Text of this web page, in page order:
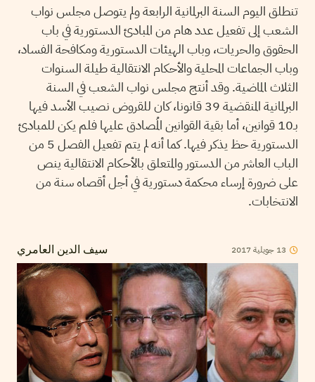
تنطلق اليوم السنة البرلمانية الرابعة ولم يتوصل مجلس نواب
الشعب إلى تفعيل عدد هام من المبادئ الدستورية في باب
الحقوق والحريات، وباب الهيئات الدستورية ومكافحة الفساد،
وباب الجماعات المحلية والأحكام الانتقالية طيلة السنوات
الثلاث lلماضية. وقد أنتج مجلس نواب الشعب في السنة
البرلمانية المنقضية 39 قانونا، كان للقروض نصيب الأسد فيها
بـ10 قوانين، أما بقية القوانين المُصادق عليها فلم يكن للمبادئ
الدستورية حظ يذكر فيها. كما أنه لم يتم تفعيل الفصل 5 من
الباب العاشر من الدستور والمتعلق بالأحكام الانتقالية ينص
على ضرورة إرساء محكمة دستورية في أجل أقصاه سنة من
الانتخابات.
سيف الدين العامري 13 جويلية2017